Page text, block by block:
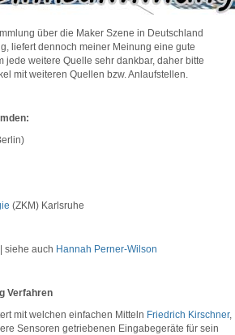
über die Maker Szene in Deutschland
liefert dennoch meiner Meinung eine gute
weitere Quelle sehr dankbar, daher bitte
mit weiteren Quellen bzw. Anlaufstellen.
(ZKM) Karlsruhe
siehe auch Hannah Perner-Wilson
Verfahren
mit welchen einfachen Mitteln Friedrich Kirschner,
Sensoren getriebenen Eingabegeräte für sein